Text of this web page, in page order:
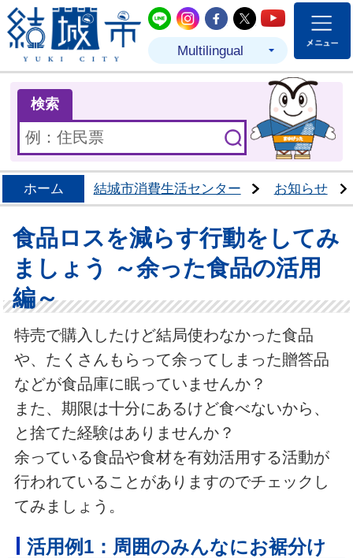
結城市公式LINE
結城市公式Instagram
結城市公式
結城市公式
結城市
Multilingual
検索
ホーム 結城市消費生活センター お知らせ
食品ロスを減らす行動をしてみ
ましょう ～余った食品の活用
編～
特売で購入したけど結局使わなかった食品
や、たくさんもらって余ってしまった贈答品
などが食品庫に眠っていませんか？
また、期限は十分にあるけど食べないから、
と捨てた経験はありませんか？
余っている食品や食材を有効活用する活動が
行われていることがありますのでチェックし
てみましょう。
活用例1：周囲のみんなにお裾分け